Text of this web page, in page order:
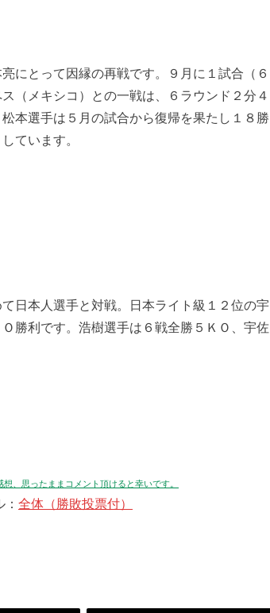
にとって因縁の再戦です。９月に１試合（６
（メキシコ）との一戦は、６ラウンド２分４
本選手は５月の試合から復帰を果たし１８勝
ています。
日本人選手と対戦。日本ライト級１２位の宇
勝利です。浩樹選手は６戦全勝５ＫＯ、宇佐
、思ったままコメント頂けると幸いです。
全体（勝敗投票付）